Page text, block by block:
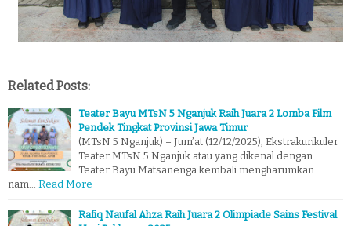
Related Posts:
Teater Bayu MTsN 5 Nganjuk Raih Juara 2 Lomba Film
Pendek Tingkat Provinsi Jawa Timur
(MTsN 5 Nganjuk) – Jum’at (12/12/2025), Ekstrakurikuler
Teater MTsN 5 Nganjuk atau yang dikenal dengan
Teater Bayu Matsanenga kembali mengharumkan
nam…
Read More
Rafiq Naufal Ahza Raih Juara 2 Olimpiade Sains Festival